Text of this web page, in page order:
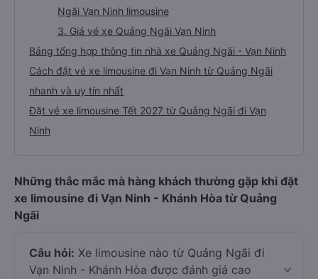
Ngãi Vạn Ninh limousine
3. Giá vé xe Quảng Ngãi Vạn Ninh
Bảng tổng hợp thông tin nhà xe Quảng Ngãi - Vạn Ninh
Cách đặt vé xe limousine đi Vạn Ninh từ Quảng Ngãi
nhanh và uy tín nhất
Đặt vé xe limousine Tết 2027 từ Quảng Ngãi đi Vạn
Ninh
Những thắc mắc mà hàng khách thường gặp khi đặt
xe limousine đi Vạn Ninh - Khánh Hòa từ Quảng
Ngãi
Câu hỏi: Xe limousine nào từ Quảng Ngãi đi
Vạn Ninh - Khánh Hòa được đánh giá cao